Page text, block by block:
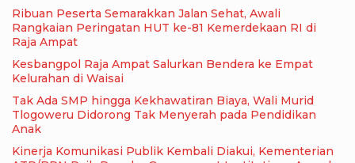
Ribuan Peserta Semarakkan Jalan Sehat, Awali
Rangkaian Peringatan HUT ke-81 Kemerdekaan RI di
Raja Ampat
Kesbangpol Raja Ampat Salurkan Bendera ke Empat
Kelurahan di Waisai
Tak Ada SMP hingga Kekhawatiran Biaya, Wali Murid
Tlogoweru Didorong Tak Menyerah pada Pendidikan
Anak
Kinerja Komunikasi Publik Kembali Diakui, Kementerian